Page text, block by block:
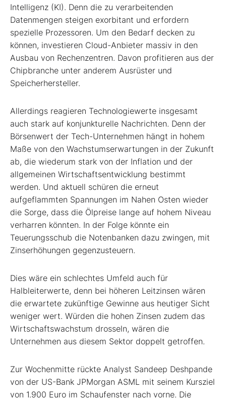
Intelligenz (KI). Denn die zu verarbeitenden
Datenmengen steigen exorbitant und erfordern
spezielle Prozessoren. Um den Bedarf decken zu
können, investieren Cloud-Anbieter massiv in den
Ausbau von Rechenzentren. Davon profitieren aus der
Chipbranche unter anderem Ausrüster und
Speicherhersteller.
Allerdings reagieren Technologiewerte insgesamt
auch stark auf konjunkturelle Nachrichten. Denn der
Börsenwert der Tech-Unternehmen hängt in hohem
Maße von den Wachstumserwartungen in der Zukunft
ab, die wiederum stark von der Inflation und der
allgemeinen Wirtschaftsentwicklung bestimmt
werden. Und aktuell schüren die erneut
aufgeflammten Spannungen im Nahen Osten wieder
die Sorge, dass die Ölpreise lange auf hohem Niveau
verharren könnten. In der Folge könnte ein
Teuerungsschub die Notenbanken dazu zwingen, mit
Zinserhöhungen gegenzusteuern.
Dies wäre ein schlechtes Umfeld auch für
Halbleiterwerte, denn bei höheren Leitzinsen wären
die erwartete zukünftige Gewinne aus heutiger Sicht
weniger wert. Würden die hohen Zinsen zudem das
Wirtschaftswachstum drosseln, wären die
Unternehmen aus diesem Sektor doppelt getroffen.
Zur Wochenmitte rückte Analyst Sandeep Deshpande
von der US-Bank JPMorgan ASML mit seinem Kursziel
von 1.900 Euro im Schaufenster nach vorne. Die